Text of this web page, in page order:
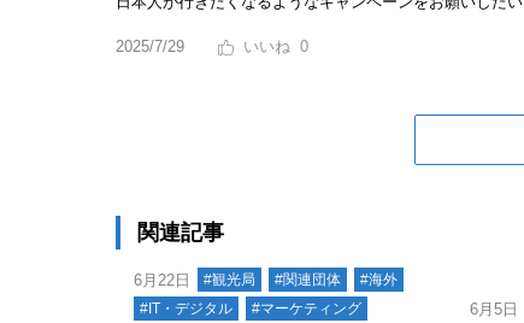
2025/7/29 0
関連記事
6月22日 #観光局 #関連団体
#海外
#IT・デジタル
#マーケティング 6月5日